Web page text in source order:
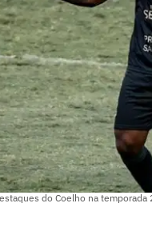
do Coelho na